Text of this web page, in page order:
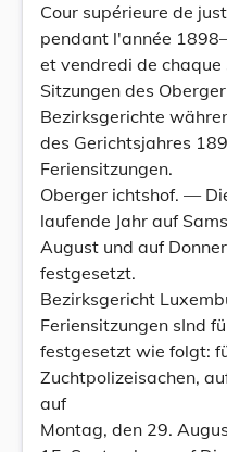
Cour supérieure de
pendant l'année
et vendredi de chaque
Sitzungen des
Bezirksgerichte
des Gerichtsjahres
Feriensitzungen.
Oberger ichtshof. —
laufende Jahr auf
August und auf
festgesetzt.
Bezirksgericht
Feriensitzungen sInd
festgesetzt wie folgt:
Zuchtpolizeisachen,
auf
Montag, den 29.